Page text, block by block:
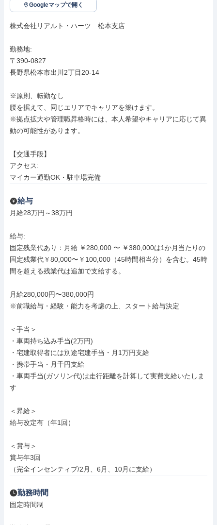
Googleマップで開く
株式会社リアルト・ハーツ　松本支店
勤務地:
〒390-0827
長野県松本市出川2丁目20-14
※原則、転勤なし
腰を据えて、同じエリアでキャリアを築けます。
※拠点拡大や管理職昇格時には、本人希望やキャリアに応じて異
動の可能性があります。
【交通手段】
アクセス:
マイカー通勤OK・駐車場完備
給与
月給28万円～38万円
給与:
固定残業代あり：月給 ￥280,000 〜 ￥380,000は1か月当たりの
固定残業代￥80,000〜￥100,000（45時間相当分）を含む。45時
間を超える残業代は追加で支給する。
月給280,000円〜380,000円
※前職給与・経験・能力を考慮の上、スタート給与決定
＜手当＞
・車両持ち込み手当(2万円)
・宅建取得者には別途宅建手当・月1万円支給
・携帯手当・月千円支給
・車両手当(ガソリン代)は走行距離を計算して実費支給いたしま
す
＜昇給＞
給与改定有（年1回）
＜賞与＞
賞与年3回
（完全インセンティブ/2月、6月、10月に支給）
勤務時間
固定時間制